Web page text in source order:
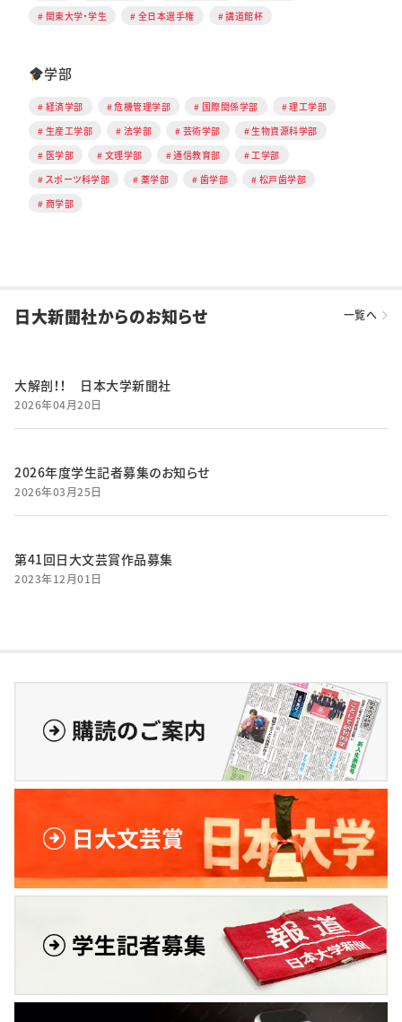
関東大学・学生
全日本選手権 講道館杯
学部
経済学部 危機管理学部 国際関係学部
理工学部
生産工学部
法学部 芸術学部
生物資源科学部
医学部
文理学部 通信教育部
工学部
スポーツ科学部
薬学部 歯学部
松戸歯学部
商学部
日大新聞社からのお知らせ 一覧へ
大解剖！！ 日本大学新聞社
2026年04月20日
2026年度学生記者募集のお知らせ
2026年03月25日
第41回日大文芸賞作品募集
2023年12月01日